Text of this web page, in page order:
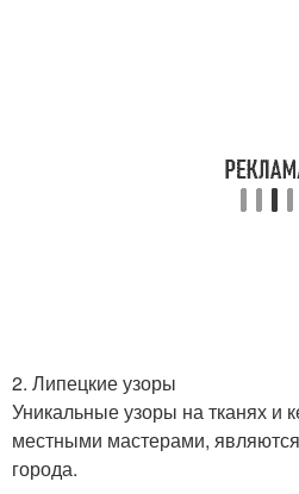
2. Липецкие узоры
Уникальные узоры на тканях и
местными мастерами,
города.